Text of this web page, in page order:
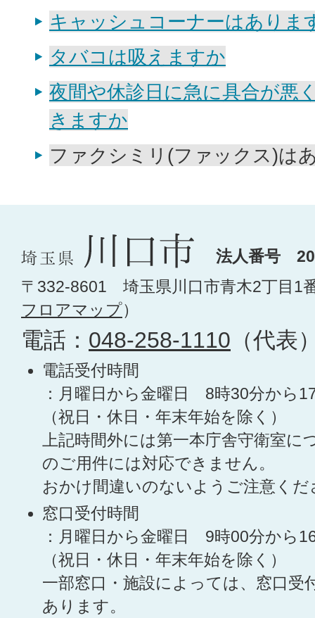
キャッシュコーナーはありま
タバコは吸えますか
夜間や休診日に急に具合が悪
きますか
ファクシミリ(ファックス)は
法人番号
〒332-8601 埼玉県川口市青木2丁目1
フロアマップ）
電話： 048-258-1110 （代表
電話受付時間
：月曜日から金曜日 8時30分から
（祝日・休日・年末年始を除く）
上記時間外には第一本庁舎守衛室に
のご用件には対応できません。
おかけ間違いのないようご注意くだ
窓口受付時間
：月曜日から金曜日 9時00分から
（祝日・休日・年末年始を除く）
一部窓口・施設によっては、窓口受
あります。